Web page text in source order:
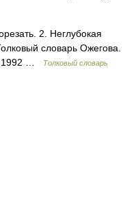
2. Неглубокая
словарь Ожегова.
1992 …
Толковый словарь